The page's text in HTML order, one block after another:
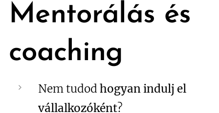
Mentorálás és
coaching
Nem tudod hogyan indulj el
vállalkozóként?